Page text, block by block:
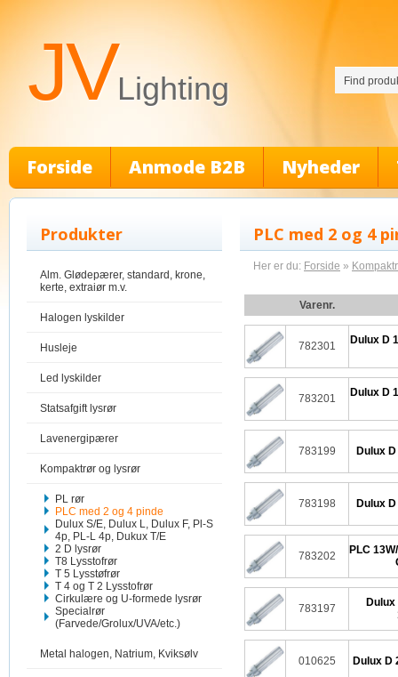
JVLighting
Forside Anmode B2B Nyheder
Produkter
Alm. Glødepærer, standard, krone,
kerte, extraiør m.v.
Halogen lyskilder
Husleje
Led lyskilder
Statsafgift lysrør
Lavenergipærer
Kompaktrør og lysrør
PL rør
PLC med 2 og 4 pinde
Dulux S/E, Dulux L, Dulux F, Pl-S
4p, PL-L 4p, Dukux T/E
2 D lysrør
T8 Lysstofrør
T 5 Lysstøfrør
T 4 og T 2 Lysstofrør
Cirkulære og U-formede lysrør
Specialrør
(Farvede/Grolux/UVA/etc.)
Metal halogen, Natrium, Kviksølv
PLC med 2 og 4
Her er du: Forside »
Varenr.
782301 Dulux D
783201 Dulux D
783199 Dulux
783198 Dulux
783202
PLC
783197
Dulux
010625 Dulux D